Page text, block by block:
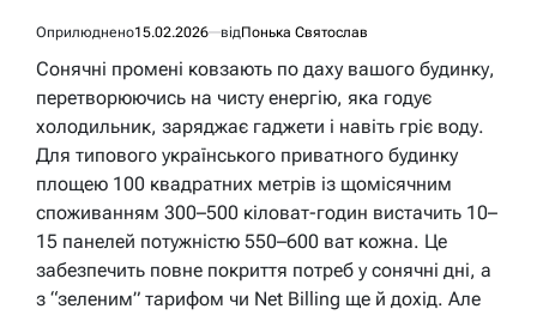
Оприлюднено15.02.2026 відПонька Святослав
Сонячні промені ковзають по даху вашого будинку,
перетворюючись на чисту енергію, яка годує
холодильник, заряджає гаджети і навіть гріє воду.
Для типового українського приватного будинку
площею 100 квадратних метрів із щомісячним
споживанням 300–500 кіловат-годин вистачить 10–
15 панелей потужністю 550–600 ват кожна. Це
забезпечить повне покриття потреб у сонячні дні, а
з “зеленим” тарифом чи Net Billing ще й дохід. Але